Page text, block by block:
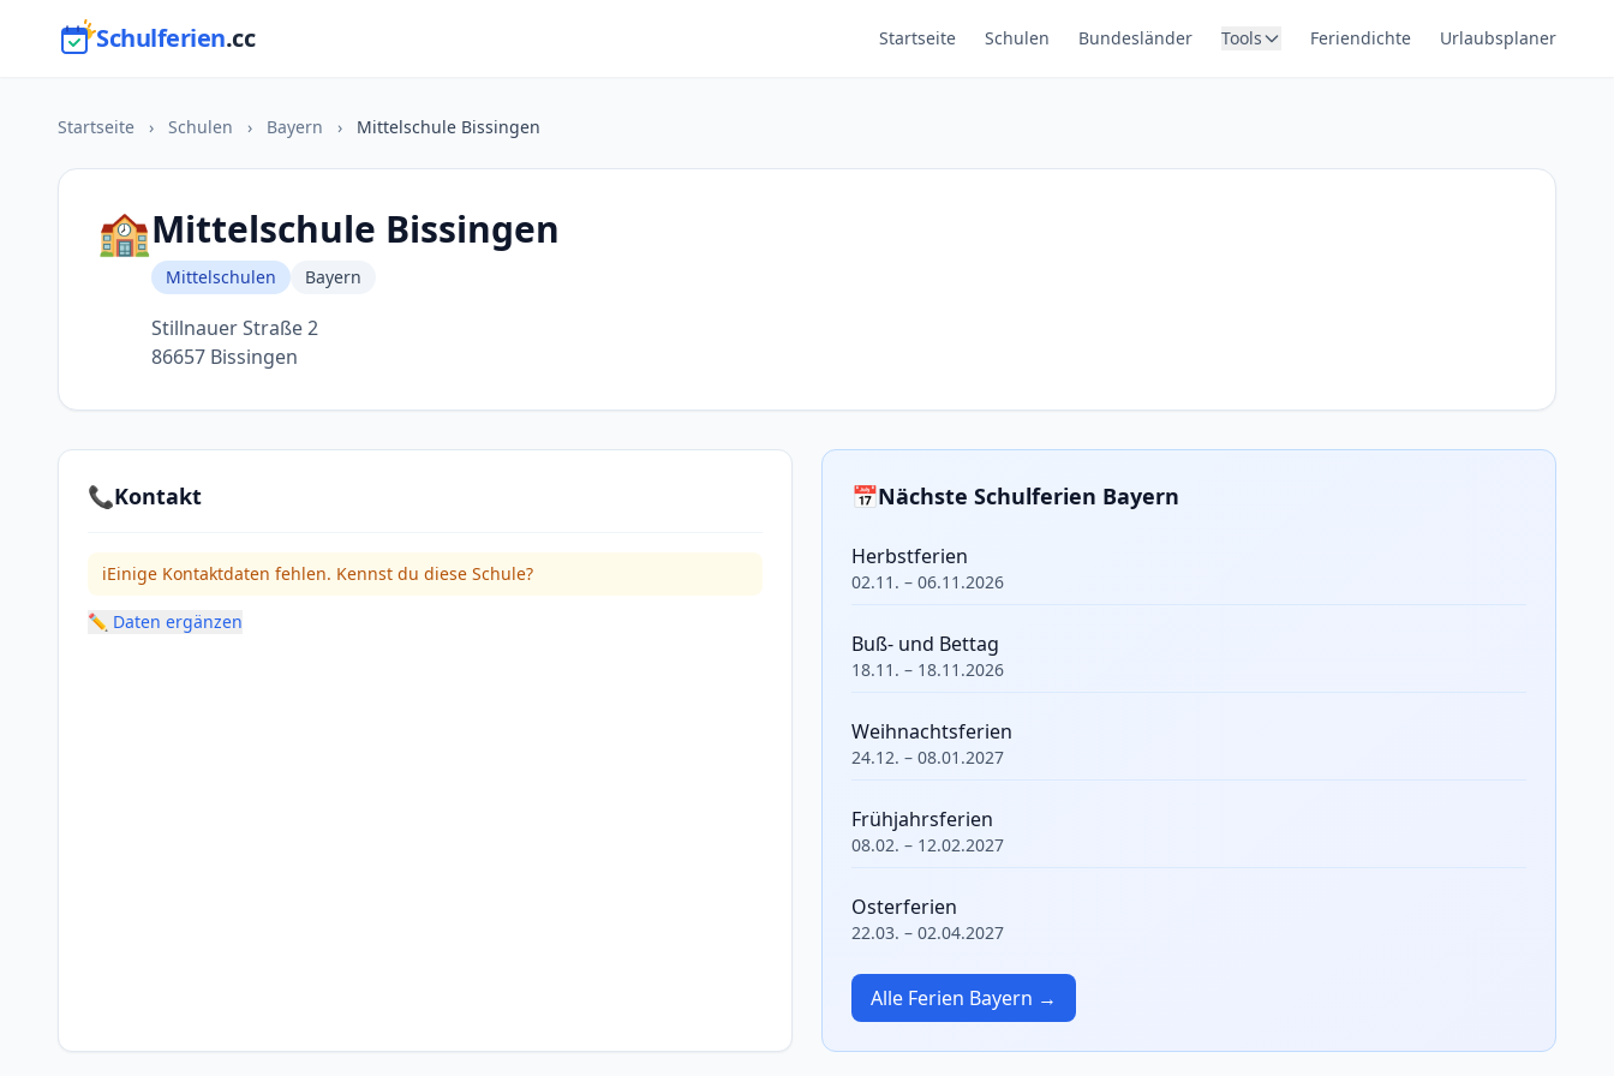
Schulferien.cc Startseite Schulen Bundesländer Tools Feriendichte Urlaubsplaner
Startseite › Schulen › Bayern › Mittelschule Bissingen
🏫Mittelschule Bissingen
Mittelschulen Bayern
Stillnauer Straße 2
86657 Bissingen
📞Kontakt
ℹ️Einige Kontaktdaten fehlen. Kennst du diese Schule?
✏️ Daten ergänzen
📅Nächste Schulferien Bayern
Herbstferien
02.11. – 06.11.2026
Buß- und Bettag
18.11. – 18.11.2026
Weihnachtsferien
24.12. – 08.01.2027
Frühjahrsferien
08.02. – 12.02.2027
Osterferien
22.03. – 02.04.2027
Alle Ferien Bayern →